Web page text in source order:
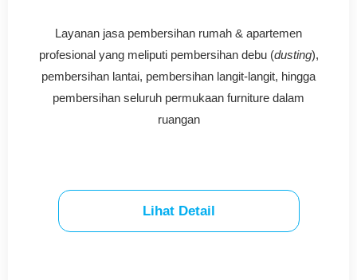
Layanan jasa pembersihan rumah & apartemen
profesional yang meliputi pembersihan debu (dusting),
pembersihan lantai, pembersihan langit-langit, hingga
pembersihan seluruh permukaan furniture dalam
ruangan
Lihat Detail